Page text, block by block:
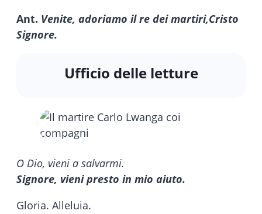
Ant. Venite, adoriamo il re dei martiri,Cristo
Signore.
Ufficio delle letture
O Dio, vieni a salvarmi.
Signore, vieni presto in mio aiuto.
Gloria. Alleluia.